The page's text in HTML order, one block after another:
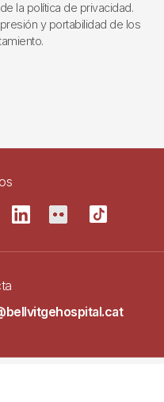
la política de privacidad.
y portabilidad de los